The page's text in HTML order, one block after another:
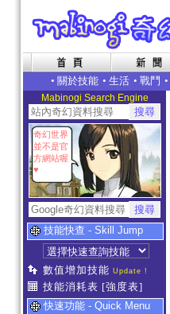
• 關於技能 • 生活 • 戰鬥 •
Mabinogi Search Engine
奇幻世界
並不是官
方網站喔
♥
技能快查 - Skill Jump
數值增加技能 Update !
技能消耗表 [強度表]
快速功能 - Quick Menu